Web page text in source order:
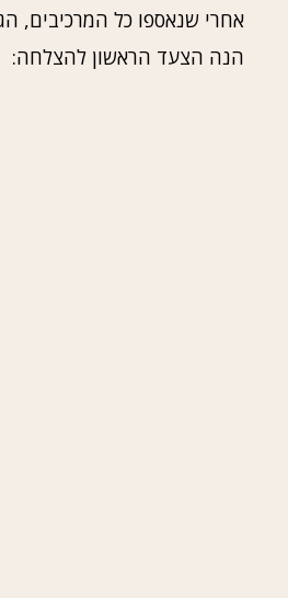
אחרי שנאספו כל המרכיבים,
הנה הצעד הראשון להצלחה: